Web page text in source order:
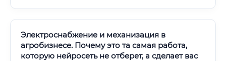
Электроснабжение и механизация в
агробизнесе. Почему это та самая работа,
которую нейросеть не отберет, а сделает вас